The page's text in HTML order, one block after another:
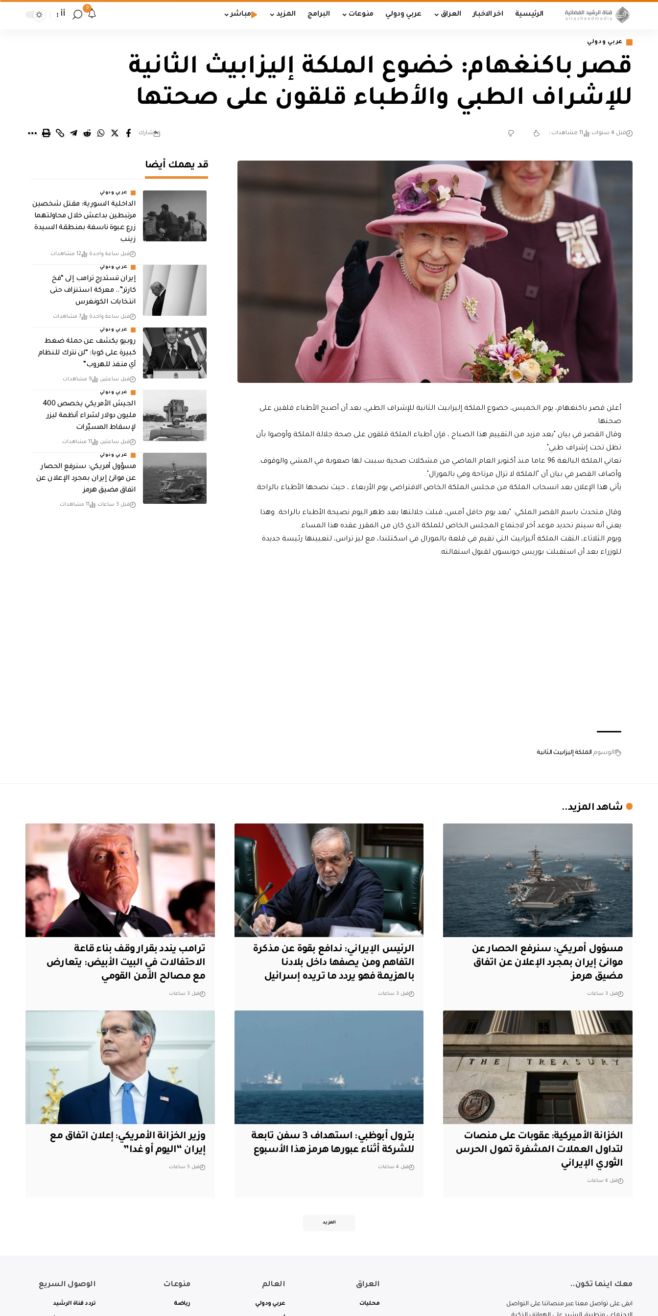
الرئيسية اخر الاخبار العراق عربي ودولي منوعات البرامج المزيد مباشر
9
أأ
عربي ودولي
قصر باكنغهام: خضوع الملكة إليزابيث الثانية
للإشراف الطبي والأطباء قلقون على صحتها
قبل 4 سنوات 11 مشاهدات شارك
أعلن قصر باكنغهام، يوم الخميس، خضوع الملكة إليزابيث الثانية للإشراف الطبي، بعد أن أصبح الأطباء قلقين على
صحتها.
وقال القصر في بيان "بعد مزيد من التقييم هذا الصباح ، فإن أطباء الملكة قلقون على صحة جلالة الملكة وأوصوا بأن
تظل تحت إشراف طبي".
تعاني الملكة البالغة 96 عاما منذ أكتوبر العام الماضي من مشكلات صحية سببت لها صعوبة في المشي والوقوف.
وأضاف القصر في بيان أن "الملكة لا تزال مرتاحة وفي بالمورال".
يأتي هذا الإعلان بعد انسحاب الملكة من مجلس الملكة الخاص الافتراضي يوم الأربعاء ، حيث نصحها الأطباء بالراحة.
وقال متحدث باسم القصر الملكي: "بعد يوم حافل أمس، قبلت جلالتها بعد ظهر اليوم نصيحة الأطباء بالراحة. وهذا
يعني أنه سيتم تحديد موعد آخر لاجتماع المجلس الخاص للملكة الذي كان من المقرر عقده هذا المساء.
ويوم الثلاثاء، التقت الملكة أليزابيث التي تقيم في قلعة بالمورال في اسكتلندا، مع ليز تراس، لتعيينها رئيسة جديدة
للوزراء بعد أن استقبلت بوريس جونسون لقبول استقالته.
الوسوم الملكة إليزابيث الثانية
قد يهمك أيضا
عربي ودولي
الداخلية السورية: مقتل شخصين
مرتبطين بداعش خلال محاولتهما
زرع عبوة ناسفة بمنطقة السيدة
زينب
قبل ساعة واحدة 12 مشاهدات
عربي ودولي
إيران تستدرج ترامب إلى “فخ
كارتر”.. معركة استنزاف حتى
انتخابات الكونغرس
قبل ساعة واحدة 7 مشاهدات
عربي ودولي
روبيو يكشف عن حملة ضغط
كبيرة على كوبا: “لن نترك للنظام
أي منفذ للهروب”
قبل ساعتين 9 مشاهدات
عربي ودولي
الجيش الأمريكي يخصص 400
مليون دولار لشراء أنظمة ليزر
لإسقاط المسيّرات
قبل ساعتين 11 مشاهدات
عربي ودولي
مسؤول أمريكي: سنرفع الحصار
عن موانئ إيران بمجرد الإعلان عن
اتفاق مضيق هرمز
قبل 3 ساعات 11 مشاهدات
شاهد المزيد..
مسؤول أمريكي: سنرفع الحصار عن
موانئ إيران بمجرد الإعلان عن اتفاق
مضيق هرمز
قبل 3 ساعات
الرئيس الإيراني: ندافع بقوة عن مذكرة
التفاهم ومن يصفها داخل بلادنا
بالهزيمة فهو يردد ما تريده إسرائيل
قبل 3 ساعات
ترامب يندد بقرار وقف بناء قاعة
الاحتفالات في البيت الأبيض: يتعارض
مع مصالح الأمن القومي
قبل 3 ساعات
الخزانة الأميركية: عقوبات على منصات
لتداول العملات المشفرة تمول الحرس
الثوري الإيراني
قبل 4 ساعات
بترول أبوظبي: استهداف 3 سفن تابعة
للشركة أثناء عبورها هرمز هذا الأسبوع
قبل 4 ساعات
وزير الخزانة الأمريكي: إعلان اتفاق مع
إيران “اليوم أو غدا”
قبل 5 ساعات
المزيد
معك اينما تكون..
ابقى على تواصل معنا عبر منصاتنا على التواصل
العراق
محليات
العالم
عربي ودولي
منوعات
رياضة
الوصول السريع
تردد قناة الرشيد